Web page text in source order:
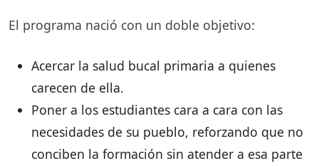
El programa nació con un doble objetivo:
Acercar la salud bucal primaria a quienes
carecen de ella.
Poner a los estudiantes cara a cara con las
necesidades de su pueblo, reforzando que no
conciben la formación sin atender a esa parte